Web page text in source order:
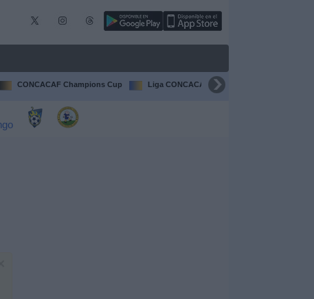
CONCACAF Champions Cup Liga CONCACAF